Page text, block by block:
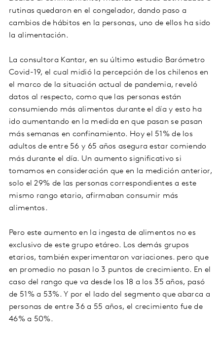
rutinas quedaron en el congelador, dando paso a
cambios de hábitos en la personas, uno de ellos ha sido
la alimentación.
La consultora Kantar, en su último estudio Barómetro
Covid-19, el cual midió la percepción de los chilenos en
el marco de la situación actual de pandemia, reveló
datos al respecto, como que las personas están
consumiendo más alimentos durante el día y esto ha
ido aumentando en la medida en que pasan se pasan
más semanas en confinamiento. Hoy el 51% de los
adultos de entre 56 y 65 años asegura estar comiendo
más durante el día. Un aumento significativo si
tomamos en consideración que en la medición anterior,
solo el 29% de las personas correspondientes a este
mismo rango etario, afirmaban consumir más
alimentos.
Pero este aumento en la ingesta de alimentos no es
exclusivo de este grupo etáreo. Los demás grupos
etarios, también experimentaron variaciones. pero que
en promedio no pasan lo 3 puntos de crecimiento. En el
caso del rango que va desde los 18 a los 35 años, pasó
de 51% a 53%. Y por el lado del segmento que abarca a
personas de entre 36 a 55 años, el crecimiento fue de
46% a 50%.